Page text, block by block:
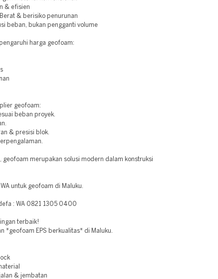
& efisien
& berisiko penurunan
beban, bukan pengganti volume
harga geofoam:
geofoam:
beban proyek.
& presisi blok.
geofoam merupakan solusi modern dalam konstruksi
untuk geofoam di Maluku.
: WA 0821 1305 0400
terbaik!
*geofoam EPS berkualitas* di Maluku.
& jembatan